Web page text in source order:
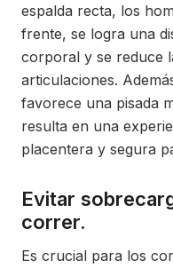
espalda recta, los
frente, se logra una
corporal y se reduce
articulaciones.
favorece una pisada
resulta en una
placentera y segura
Evitar
correr.
Es crucial para los